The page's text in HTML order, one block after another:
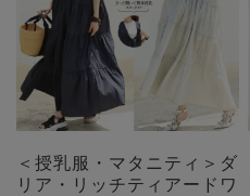
＜授乳服・マタニティ＞ダ
リア・リッチティアードワ